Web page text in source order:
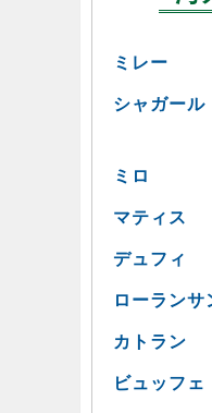
ミレー
シャガール
ミロ
マティス
デュフィ
ローランサ
カトラン
ビュッフェ